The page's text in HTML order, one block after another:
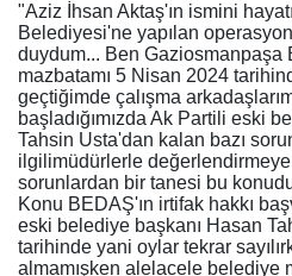
"Aziz İhsan Aktaş'ın ismini
Belediyesi'ne yapılan
duydum... Ben Gaziosmanpaşa
mazbatamı 5 Nisan 2024
geçtiğimde çalışma
başladığımızda Ak Partili eski
Tahsin Usta'dan kalan bazı
ilgilimüdürlerle
sorunlardan bir tanesi bu
Konu BEDAŞ'ın irtifak hakkı
eski belediye başkanı Hasan
tarihinde yani oylar tekrar
almamışken alelacele belediye